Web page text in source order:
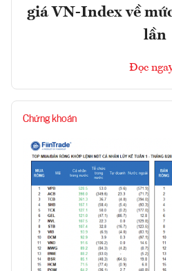
giá VN-Index về
lần
Đọc
Chứng khoán